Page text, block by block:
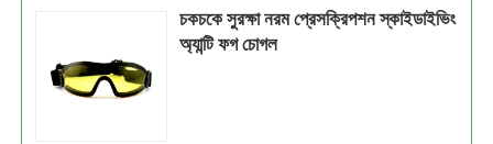
চকচকে সুরক্ষা নরম প্রেসক্রিপশন স্কাইডাইভিং
অ্যান্টি ফগ চোগল